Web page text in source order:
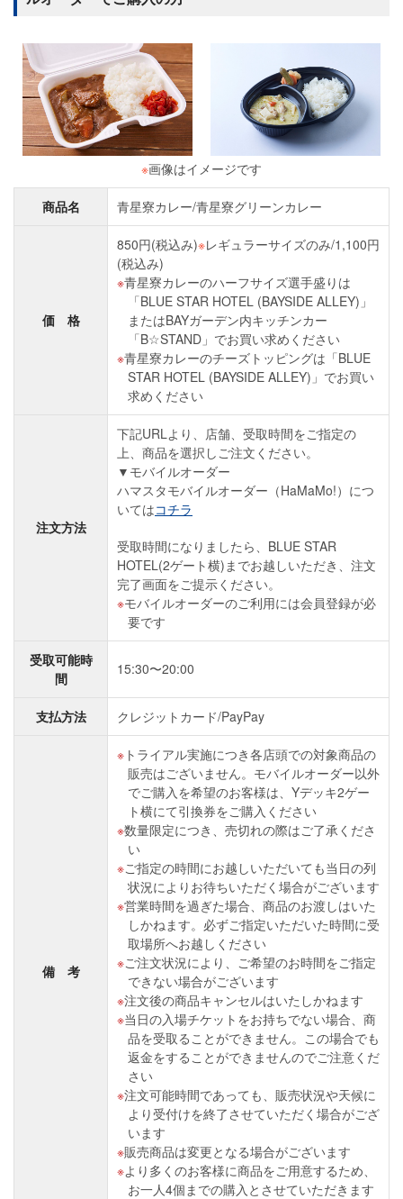
※画像はイメージです
商品名 青星寮カレー/青星寮グリーンカレー
価 格
850円(税込み)※レギュラーサイズのみ/1,100円
(税込み)
青星寮カレーのハーフサイズ選手盛りは
「BLUE STAR HOTEL (BAYSIDE ALLEY)」
またはBAYガーデン内キッチンカー
「B☆STAND」でお買い求めください
青星寮カレーのチーズトッピングは「BLUE
STAR HOTEL (BAYSIDE ALLEY)」でお買い
求めください
注文方法
下記URLより、店舗、受取時間をご指定の
上、商品を選択しご注文ください。
▼モバイルオーダー
ハマスタモバイルオーダー（HaMaMo!）につ
いてはコチラ
受取時間になりましたら、BLUE STAR
HOTEL(2ゲート横)までお越しいただき、注文
完了画面をご提示ください。
モバイルオーダーのご利用には会員登録が必
要です
受取可能時
間
15:30〜20:00
支払方法 クレジットカード/PayPay
備 考
トライアル実施につき各店頭での対象商品の
販売はございません。モバイルオーダー以外
でご購入を希望のお客様は、Yデッキ2ゲー
ト横にて引換券をご購入ください
数量限定につき、売切れの際はご了承くださ
い
ご指定の時間にお越しいただいても当日の列
状況によりお待ちいただく場合がございます
営業時間を過ぎた場合、商品のお渡しはいた
しかねます。必ずご指定いただいた時間に受
取場所へお越しください
ご注文状況により、ご希望のお時間をご指定
できない場合がございます
注文後の商品キャンセルはいたしかねます
当日の入場チケットをお持ちでない場合、商
品を受取ることができません。この場合でも
返金をすることができませんのでご注意くだ
さい
注文可能時間であっても、販売状況や天候に
より受付けを終了させていただく場合がござ
います
販売商品は変更となる場合がございます
より多くのお客様に商品をご用意するため、
お一人4個までの購入とさせていただきます